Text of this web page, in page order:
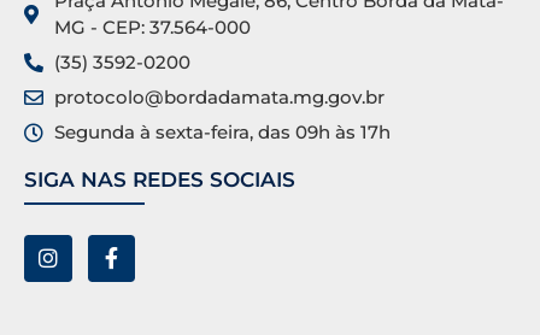
MG - CEP: 37.564-000
(35) 3592-0200
protocolo@bordadamata.mg.gov.br
Segunda à sexta-feira, das 09h às 17h
SIGA NAS REDES SOCIAIS